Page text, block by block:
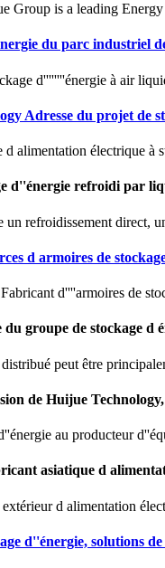
Group is a leading
du parc industriel
d''''''''énergie à air
Adresse du projet de
alimentation électrique à
d''énergie refroidi par
refroidissement direct,
d armoires de
d''''armoires de
groupe de stockage d
peut être
de Huijue
au producteur
asiatique d
d alimentation
d''énergie, solutions de